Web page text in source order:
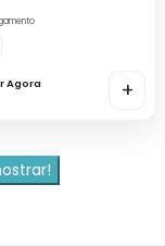
Agora +